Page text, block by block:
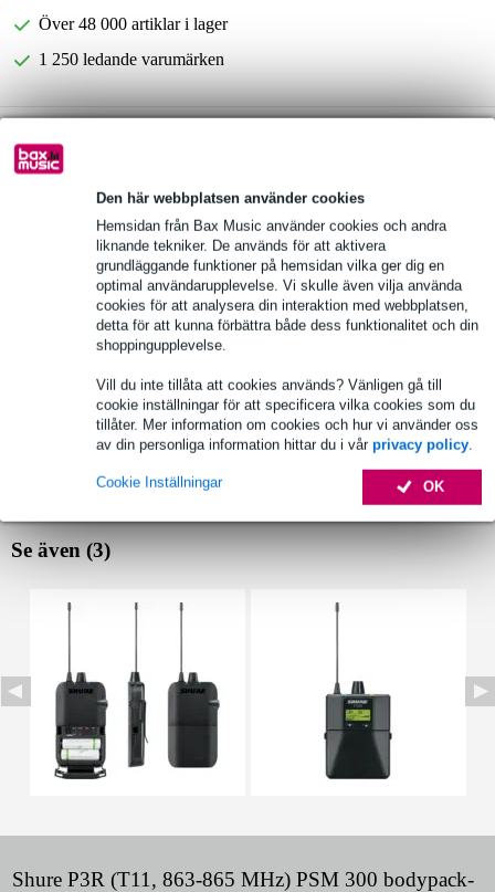
Den här webbplatsen använder cookies
Hemsidan från Bax Music använder cookies och andra
liknande tekniker. De används för att aktivera
grundläggande funktioner på hemsidan vilka ger dig en
optimal användarupplevelse. Vi skulle även vilja använda
cookies för att analysera din interaktion med webbplatsen,
detta för att kunna förbättra både dess funktionalitet och din
shoppingupplevelse.
Vill du inte tillåta att cookies används? Vänligen gå till
cookie inställningar för att specificera vilka cookies som du
tillåter. Mer information om cookies och hur vi använder oss
av din personliga information hittar du i vår privacy policy.
OK
Cookie Inställningar
Över 48 000 artiklar i lager
1 250 ledande varumärken
Produktinformation
frekvensområde: 863 - 865 MHz
ljudets uteffekt: 40 mW
batteritid (max., alkalisk): 7 timmar
Se även (3)
Shure P3R (T11, 863-865 MHz) PSM 300 bodypack-